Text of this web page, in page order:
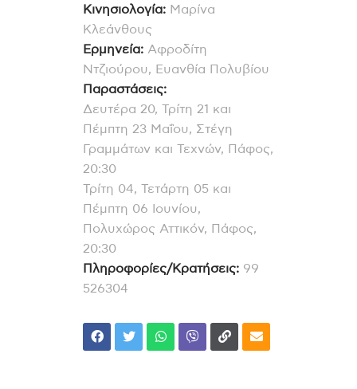
Κινησιολογία: Μαρίνα
Κλεάνθους
Ερμηνεία: Αφροδίτη
Ντζιούρου, Ευανθία Πολυβίου
Παραστάσεις:
Δευτέρα 20, Τρίτη 21 και
Πέμπτη 23 Μαΐου, Στέγη
Γραμμάτων και Τεχνών, Πάφος,
20:30
Τρίτη 04, Τετάρτη 05 και
Πέμπτη 06 Ιουνίου,
Πολυχώρος Αττικόν, Πάφος,
20:30
Πληροφορίες/Κρατήσεις: 99
526304